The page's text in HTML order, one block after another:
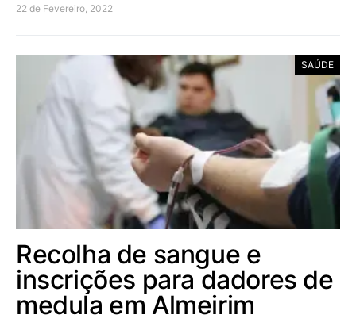
22 de Fevereiro, 2022
SAÚDE
Recolha de sangue e
inscrições para dadores de
medula em Almeirim